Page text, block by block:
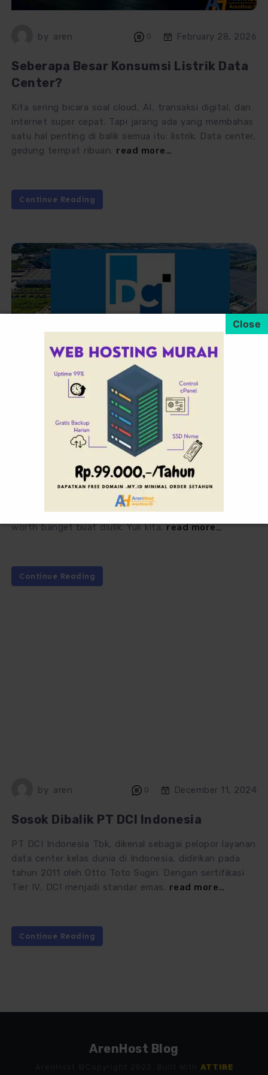
by aren 0 February 28, 2026
Seberapa Besar Konsumsi Listrik Data
Center?
Kita sering bicara soal cloud, AI, transaksi digital, dan
internet super cepat. Tapi jarang ada yang membahas
satu hal penting di balik semua itu: listrik. Data center,
gedung tempat ribuan. read more…
Continue Reading
0 October 28, 2025
Profil PT. DCI INDONESIA(DCII) | Raja
Data Center Indonesia
Kalau kamu lagi stalking pasar saham atau tren
teknologi di Indonesia, pasti nggak bisa melewatkan
nama DCII. Perusahaan ini bener bener naik daun dan
worth banget buat diulik. Yuk kita.read more…
Continue Reading
by aren 0 December 11, 2024
Sosok Dibalik PT DCI Indonesia
PT DCI Indonesia Tbk, dikenal sebagai pelopor layanan
data center kelas dunia di Indonesia, didirikan pada
tahun 2011 oleh Otto Toto Sugiri. Dengan sertifikasi
Tier IV, DCI menjadi standar emas. read more…
Continue Reading
ArenHost Blog
ATTIRE